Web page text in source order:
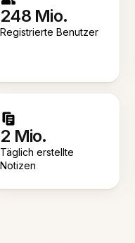
248 Mio.
Registrierte Benutzer
2 Mio.
Täglich erstellte
Notizen